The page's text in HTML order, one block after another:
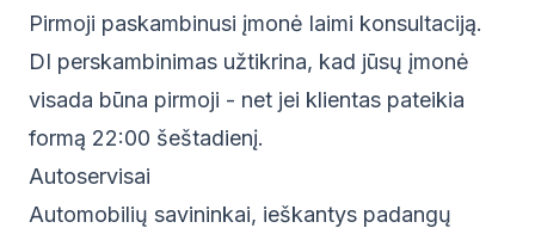
Pirmoji paskambinusi įmonė laimi konsultaciją.
DI perskambinimas užtikrina, kad jūsų įmonė
visada būna pirmoji - net jei klientas pateikia
formą 22:00 šeštadienį.
Autoservisai
Automobilių savininkai, ieškantys padangų